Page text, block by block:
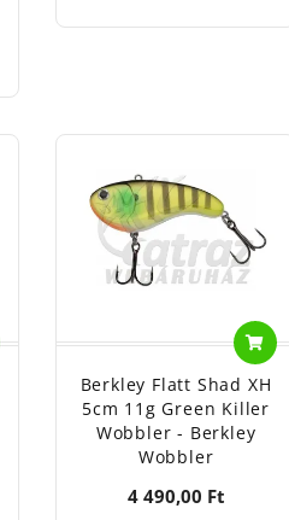
Berkley Flatt Shad XH
5cm 11g Green Killer
Wobbler - Berkley
Wobbler
4 490,00 Ft